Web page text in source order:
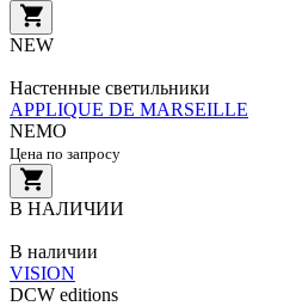
NEW
Настенные светильники
APPLIQUE DE MARSEILLE
NEMO
Цена по запросу
В НАЛИЧИИ
В наличии
VISION
DCW editions